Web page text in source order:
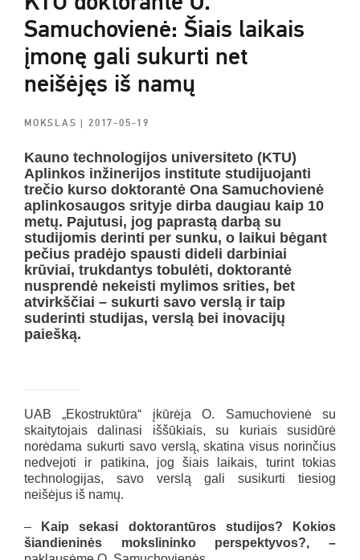
Samuchovienė: Šiais laikais
įmonę gali sukurti net
neišėjęs iš namų
MOKSLAS | 2017-05-19
Kauno technologijos universiteto (KTU)
Aplinkos inžinerijos institute studijuojanti
trečio kurso doktorantė Ona Samuchovienė
aplinkosaugos srityje dirba daugiau kaip 10
metų. Pajutusi, jog paprastą darbą su
studijomis derinti per sunku, o laikui bėgant
pečius pradėjo spausti dideli darbiniai
krūviai, trukdantys tobulėti, doktorantė
nusprendė nekeisti mylimos srities, bet
atvirkščiai – sukurti savo verslą ir taip
suderinti studijas, verslą bei inovacijų
paiešką.
UAB „Ekostruktūra“ įkūrėja O. Samuchovienė su
skaitytojais dalinasi iššūkiais, su kuriais susidūrė
norėdama sukurti savo verslą, skatina visus norinčius
nedvejoti ir patikina, jog šiais laikais, turint tokias
technologijas, savo verslą gali susikurti tiesiog
neišėjus iš namų.
–
Kaip sekasi doktorantūros studijos? Kokios
šiandieninės mokslininko perspektyvos?, –